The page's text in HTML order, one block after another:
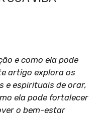
e como ela pode
artigo explora os
e espirituais de orar,
ela pode fortalecer
o bem-estar